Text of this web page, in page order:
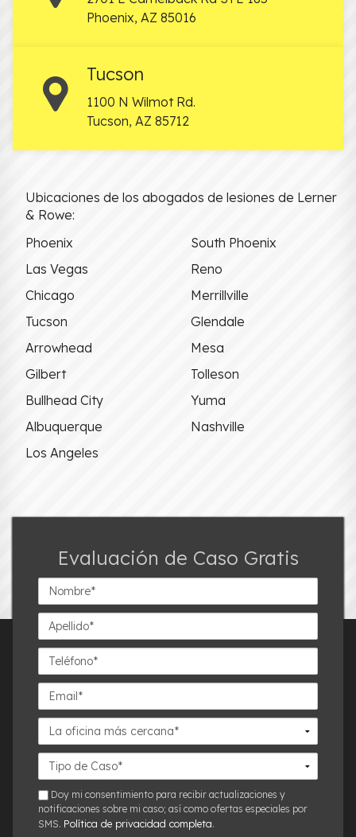
Phoenix, AZ 85016
Tucson
1100 N Wilmot Rd.
Tucson, AZ 85712
Ubicaciones de los abogados de lesiones de Lerner
& Rowe:
Phoenix
South Phoenix
Las Vegas
Reno
Chicago
Merrillville
Tucson
Glendale
Arrowhead
Mesa
Gilbert
Tolleson
Bullhead City
Yuma
Albuquerque
Nashville
Los Angeles
Evaluación de Caso Gratis
Nombre*
Apellido*
Teléfono*
Email*
La
oficina
más
cercana*
Detalles
del
Caso*
smsDoy mi consentimiento para recibir actualizaciones y
notificaciones sobre mi caso; así como ofertas especiales por
SMS. Política de privacidad completa.